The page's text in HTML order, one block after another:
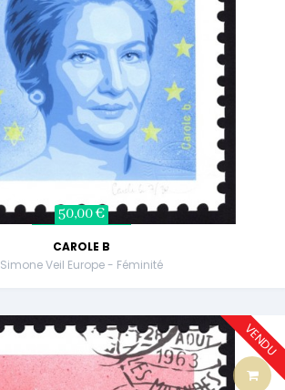
50,00 €
CAROLE B
Simone Veil Europe - Féminité
VENDU